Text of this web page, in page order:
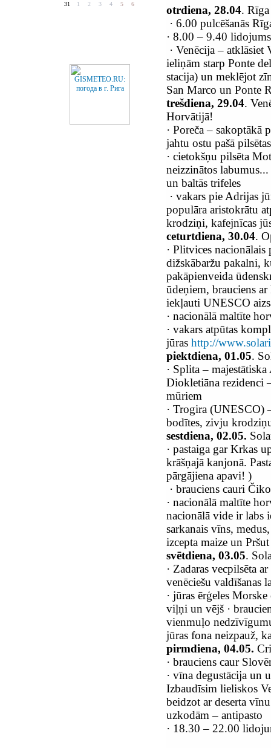
31
1 2 3 4 5 6 otrdiena, 28.04.
· 6.00 pulcēšanās
· 8.00 – 9.40
· Venēcija – atklāsiet
ieliņām starp Ponte
stacija) un meklējot
San Marco un Ponte
trešdiena, 29.04.
Horvātijā!
· Poreča – sakoptākā
jahtu ostu pašā
· cietokšņu pilsēta
neizzinātos
un baltās trifeles
· vakars pie Adrijas
populāra aristokrātu
krodziņi, kafejnīcas
ceturtdiena, 30.04.
· Plitvices
dižskābaržu pakalni,
pakāpienveida
ūdeņiem, brauciens
iekļauti UNESCO
· nacionālā maltīte
· vakars atpūtas
jūras http://
piektdiena, 01.05.
· Splita –
Diokletiāna rezidenci
mūriem
· Trogira (UNESCO)
bodītes, zivju
sestdiena, 02.05.
· pastaiga gar Krkas
krāšņajā kanjonā.
pārgājiena apavi! )
· brauciens cauri
· nacionālā maltīte
nacionālā vide ir labs
sarkanais vīns,
izcepta maize un
svētdiena, 03.05.
· Zadaras vecpilsēta
venēciešu valdīšanas
· jūras ērģeles
viļņi un vējš ·
vienmuļo
jūras fona neizpauž,
pirmdiena, 04.05.
· brauciens caur
· vīna degustācija un
Izbaudīsim lieliskos
beidzot ar deserta
uzkodām – antipasto
· 18.30 – 22.00